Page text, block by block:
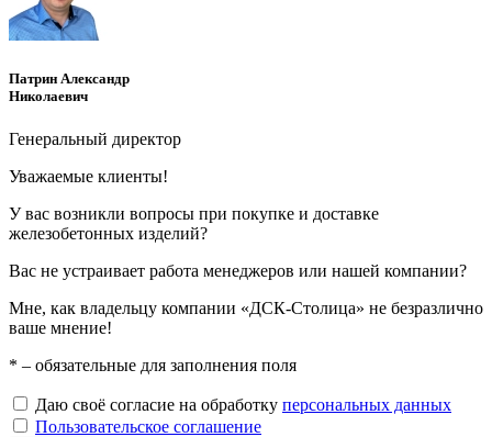
Патрин Александр
Николаевич
Генеральный директор
Уважаемые клиенты!
У вас возникли вопросы при покупке и доставке
железобетонных изделий?
Вас не устраивает работа менеджеров или нашей компании?
Мне, как владельцу компании «ДСК-Столица» не безразлично
ваше мнение!
* – обязательные для заполнения поля
Даю своё согласие на обработку персональных данных
Пользовательское соглашение